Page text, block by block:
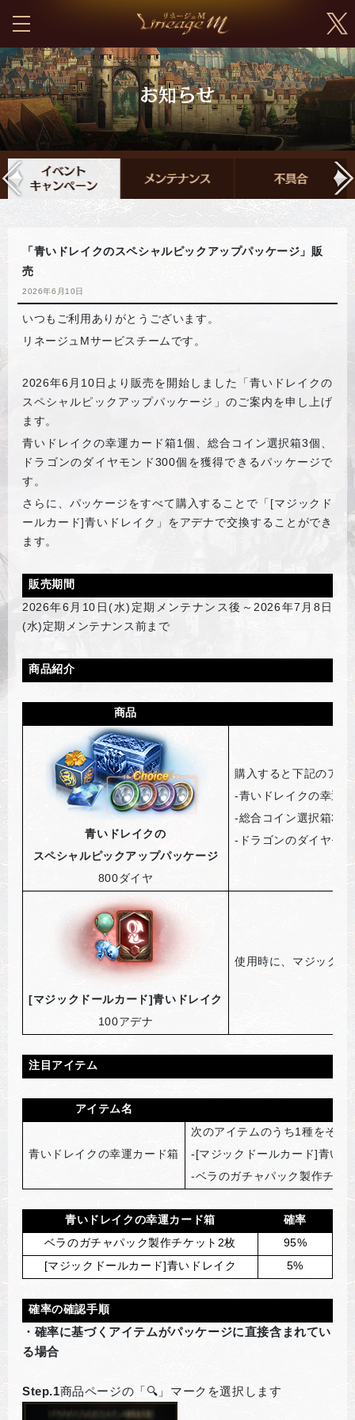
「青いドレイクのスペシャルピックアップパッケージ」販
売
2026年6月10日
いつもご利用ありがとうございます。
リネージュMサービスチームです。
2026年6月10日より販売を開始しました「青いドレイクの
スペシャルピックアップパッケージ」のご案内を申し上げ
ます。
青いドレイクの幸運カード箱1個、総合コイン選択箱3個、
ドラゴンのダイヤモンド300個を獲得できるパッケージで
す。
さらに、パッケージをすべて購入することで「[マジックド
ールカード]青いドレイク」をアデナで交換することができ
ます。
販売期間
2026年6月10日(水)定期メンテナンス後～2026年7月8日
(水)定期メンテナンス前まで
商品紹介
商品
青いドレイクの
スペシャルピックアップパッケージ
800ダイヤ
購入すると下記のアイ
-青いドレイクの幸運
-総合コイン選択箱3個
- ドラゴンのダイヤモ
[マジックドールカード]青いドレイク
100アデナ
使用時に、マジックド
注目アイテム
アイテム名
青いドレイクの幸運カード箱
次のアイテムのうち1種をそれ
-[マジックドールカード]青い
-ベラのガチャパック製作チケ
青いドレイクの幸運カード箱
確率
ベラのガチャパック製作チケット2枚
95%
[マジックドールカード]青いドレイク 5%
確率の確認手順
・確率に基づくアイテムがパッケージに直接含まれてい
る場合
Step.1商品ページの「🔍」マークを選択します